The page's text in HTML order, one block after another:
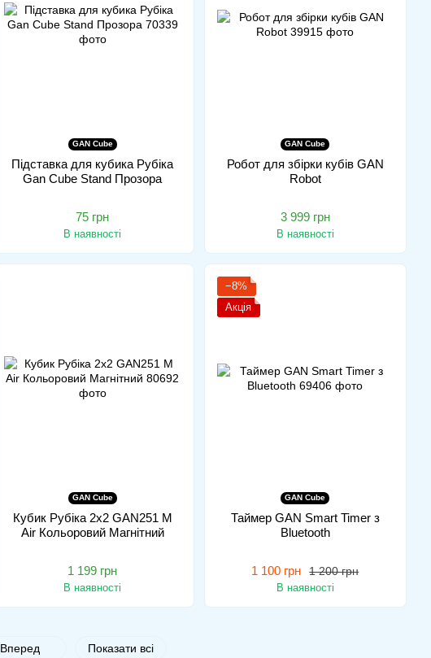
GAN Cube
Підставка для кубика Рубіка
Gan Cube Stand Прозора
75 грн
В наявності
GAN Cube
Робот для збірки кубів GAN
Robot
3 999 грн
В наявності
GAN Cube
Кубик Рубіка 2x2 GAN251 M
Air Кольоровий Магнітний
1 199 грн
В наявності
−8%
Акція
GAN Cube
Таймер GAN Smart Timer з
Bluetooth
1 200 грн
1 100 грн
В наявності
Вперед Показати всі